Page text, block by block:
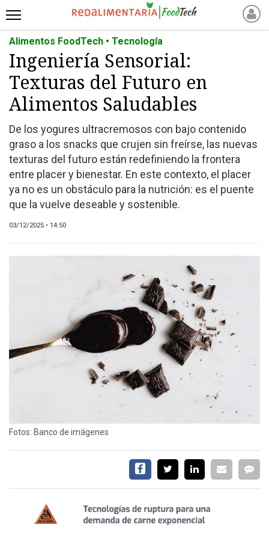
INICIO
NOTICIAS RECIENTES
NOTICIAS
PROTEÍNAS
ANIMAL FREE
FOODTECH
OTROS INGREDIENTES
QUIÉNES SOMOS
MARKETPLACE
DIRECTORIO
TÉRMINOS
Y
Alimentos FoodTech • Tecnología
Ingeniería Sensorial:
Texturas del Futuro en
Alimentos Saludables
De los yogures ultracremosos con bajo contenido
graso a los snacks que crujen sin freírse, las nuevas
texturas del futuro están redefiniendo la frontera
entre placer y bienestar. En este contexto, el placer
ya no es un obstáculo para la nutrición: es el puente
que la vuelve deseable y sostenible.
03/12/2025 • 14:50
Fotos: Banco de imágenes